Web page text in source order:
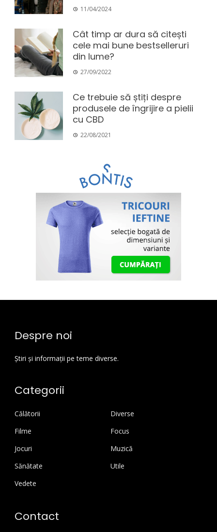
11/04/2024
Cât timp ar dura să citești
cele mai bune bestselleruri
din lume?
27/09/2022
Ce trebuie să știți despre
produsele de îngrijire a pielii
cu CBD
22/08/2021
Despre noi
Știri și informații pe teme diverse.
Categorii
Călătorii
Diverse
Filme
Focus
Jocuri
Muzică
Sănătate
Utile
Vedete
Contact